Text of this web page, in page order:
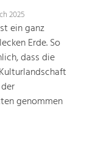
2025
ein ganz
Erde. So
dass die
genommen